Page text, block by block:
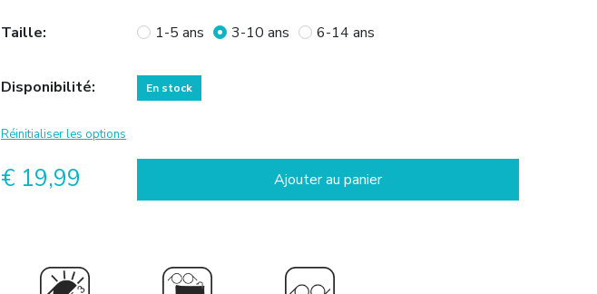
Taille: 1-5 ans 3-10 ans 6-14 ans
Disponibilité: En stock
Réinitialiser les options
€ 19,99 Ajouter au panier